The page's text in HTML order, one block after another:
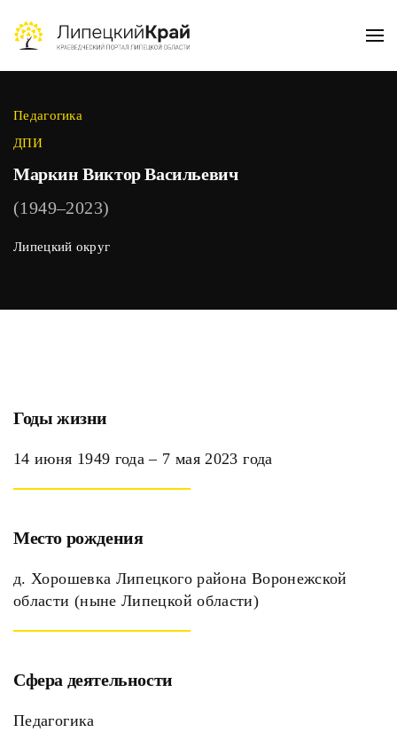
Skip to main content
Педагогика
ДПИ
Маркин Виктор Васильевич
(1949–2023)
Липецкий округ
Годы жизни
14 июня 1949 года – 7 мая 2023 года
Место рождения
д. Хорошевка Липецкого района Воронежской
области (ныне Липецкой области)
Сфера деятельности
Педагогика